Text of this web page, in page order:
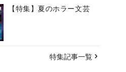
【特集】夏のホラー文芸
特集記事一覧